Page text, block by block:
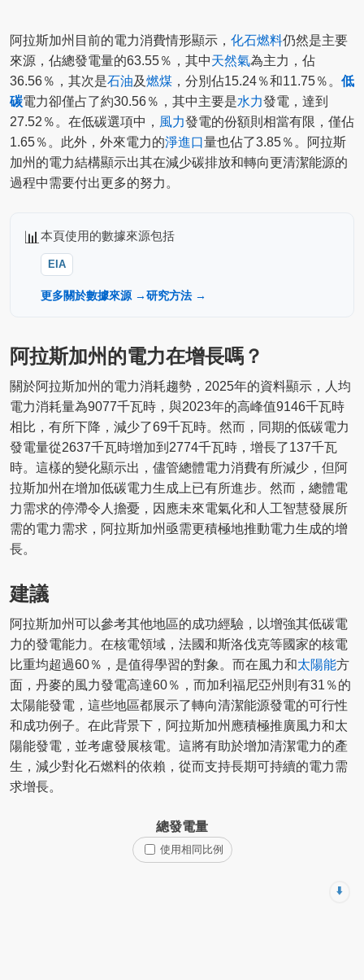
阿拉斯加州目前的電力消費情形顯示， 化石燃料仍然是主要
來源，佔總發電量的63.55％，其中天然氣為主力，佔
36.56％，其次是石油及燃煤 ，分別佔15.24％和11.75％。 低
碳電力卻僅占了約30.56％，其中主要是水力發電，達到
27.52％。在低碳選項中， 風力發電的份額則相當有限，僅佔
1.65％。此外，外來電力的淨進口量也佔了3.85％。阿拉斯
加州的電力結構顯示出其在減少碳排放和轉向更清潔能源的
過程中需要付出更多的努力。
📊 本頁使用的數據來源包括
EIA
更多關於數據來源 →研究方法 →
阿拉斯加州的電力在增長嗎？
關於阿拉斯加州的電力消耗趨勢，2025年的資料顯示，人均
電力消耗量為9077千瓦時，與2023年的高峰值9146千瓦時
相比，有所下降，減少了69千瓦時。然而，同期的低碳電力
發電量從2637千瓦時增加到2774千瓦時，增長了137千瓦
時。這樣的變化顯示出，儘管總體電力消費有所減少，但阿
拉斯加州在增加低碳電力生成上已有所進步。然而，總體電
力需求的停滯令人擔憂，因應未來電氣化和人工智慧發展所
需的電力需求，阿拉斯加州亟需更積極地推動電力生成的增
長。
建議
阿拉斯加州可以參考其他地區的成功經驗，以增強其低碳電
力的發電能力。在核電領域，法國和斯洛伐克等國家的核電
比重均超過60％，是值得學習的對象。而在風力和太陽能方
面，丹麥的風力發電高達60％，而加利福尼亞州則有31％的
太陽能發電，這些地區都展示了轉向清潔能源發電的可行性
和成功例子。在此背景下，阿拉斯加州應積極推廣風力和太
陽能發電，並考慮發展核電。這將有助於增加清潔電力的產
生，減少對化石燃料的依賴，從而支持長期可持續的電力需
求增長。
總發電量
使用相同比例
⬇️